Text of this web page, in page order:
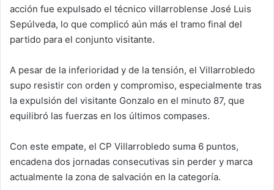
acción fue expulsado el técnico villarroblense José Luis
Sepúlveda, lo que complicó aún más el tramo final del
partido para el conjunto visitante.
A pesar de la inferioridad y de la tensión, el Villarrobledo
supo resistir con orden y compromiso, especialmente tras
la expulsión del visitante Gonzalo en el minuto 87, que
equilibró las fuerzas en los últimos compases.
Con este empate, el CP Villarrobledo suma 6 puntos,
encadena dos jornadas consecutivas sin perder y marca
actualmente la zona de salvación en la categoría.